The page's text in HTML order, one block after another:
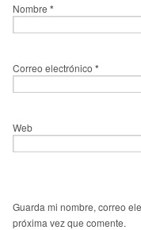
Nombre *
Correo electrónico *
Web
Guarda mi nombre, correo
próxima vez que comente.